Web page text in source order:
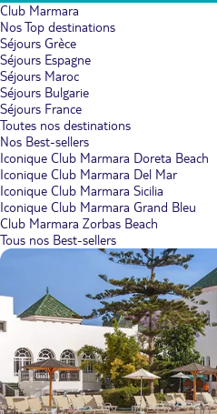
Club Marmara
Nos Top destinations
Séjours Grèce
Séjours Espagne
Séjours Maroc
Séjours Bulgarie
Séjours France
Toutes nos destinations
Nos Best-sellers
Iconique Club Marmara Doreta Beach
Iconique Club Marmara Del Mar
Iconique Club Marmara Sicilia
Iconique Club Marmara Grand Bleu
Club Marmara Zorbas Beach
Tous nos Best-sellers